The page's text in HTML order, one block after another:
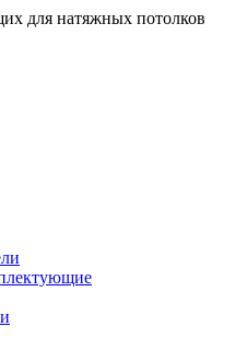
для натяжных потолков